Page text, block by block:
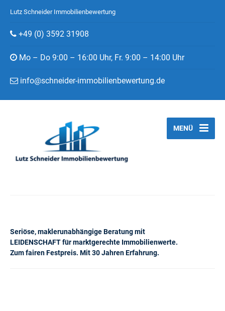
Lutz Schneider Immobilienbewertung
+49 (0) 3592 31908
Mo – Do 9:00 – 16:00 Uhr, Fr. 9:00 – 14:00 Uhr
info@schneider-immobilienbewertung.de
Seriöse, maklerunabhängige Beratung mit
LEIDENSCHAFT für marktgerechte Immobilienwerte.
Zum fairen Festpreis. Mit 30 Jahren Erfahrung.
MENÜ